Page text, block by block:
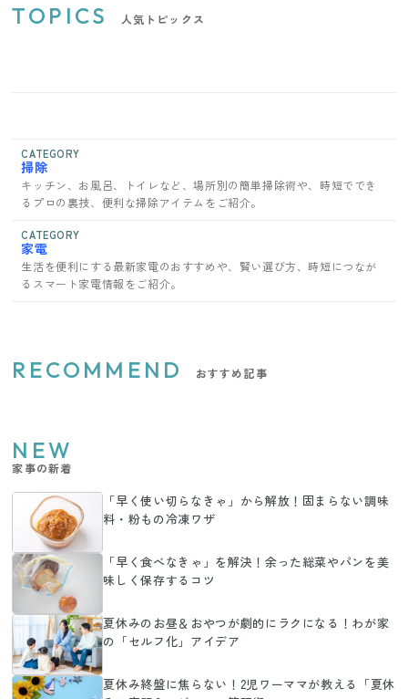
TOPICS 人気トピックス
CATEGORY
掃除
キッチン、お風呂、トイレなど、場所別の簡単掃除術や、時短ででき
るプロの裏技、便利な掃除アイテムをご紹介。
CATEGORY
家電
生活を便利にする最新家電のおすすめや、賢い選び方、時短につなが
るスマート家電情報をご紹介。
RECOMMEND おすすめ記事
NEW
家事の新着
「早く使い切らなきゃ」から解放！固まらない調味
料・粉もの冷凍ワザ
「早く食べなきゃ」を解決！余った総菜やパンを美
味しく保存するコツ
夏休みのお昼＆おやつが劇的にラクになる！わが家
の「セルフ化」アイデア
夏休み終盤に焦らない！2児ワーママが教える「夏休